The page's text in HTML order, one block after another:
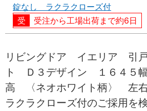
錠なし ラクラクローズ付
受注から工場出荷まで約6日
リビングドア イエリア 引
ト Ｄ３デザイン １６４５
高 〈ネオホワイト柄〉 左
ラクラクローズ付のご採用を